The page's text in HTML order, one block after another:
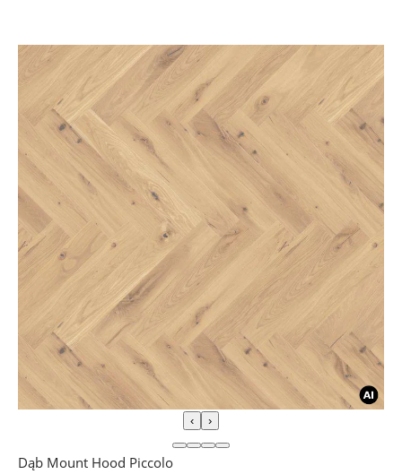
‹ ›
Dąb Mount Hood Piccolo